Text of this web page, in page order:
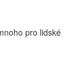
pro lidské